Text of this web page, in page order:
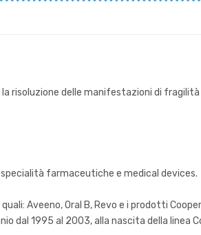
risoluzione delle manifestazioni di fragilità
farmaceutiche e medical devices.
Aveeno, Oral B, Revo e i prodotti
dal 1995 al 2003, alla nascita della linea